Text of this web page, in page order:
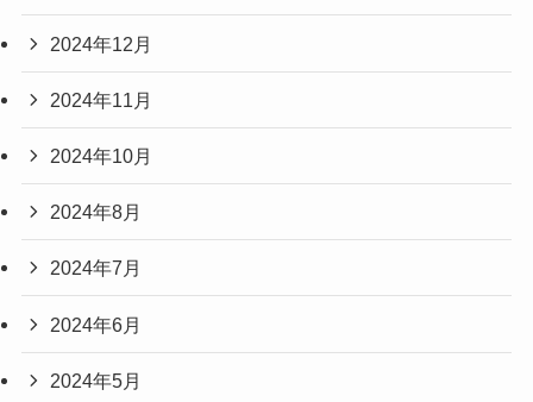
2024年12月
2024年11月
2024年10月
2024年8月
2024年7月
2024年6月
2024年5月